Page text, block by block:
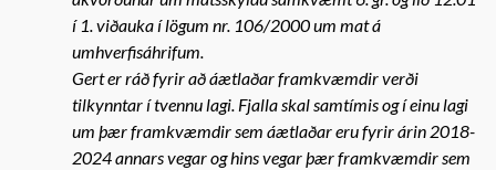
í 1. viðauka í lögum nr. 106/2000 um mat á
umhverfisáhrifum.
Gert er ráð fyrir að áætlaðar framkvæmdir verði
tilkynntar í tvennu lagi. Fjalla skal samtímis og í einu lagi
um þær framkvæmdir sem áætlaðar eru fyrir árin 2018-
2024 annars vegar og hins vegar þær framkvæmdir sem